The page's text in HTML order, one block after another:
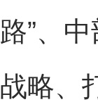
路”、
战略、